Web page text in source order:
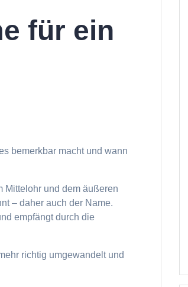
für ein
bemerkbar macht und wann
Mittelohr und dem äußeren
– daher auch der Name.
empfängt durch die
richtig umgewandelt und